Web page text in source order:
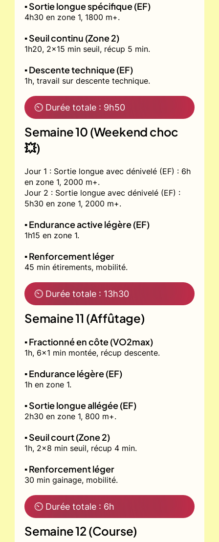
▪️ Sortie longue spécifique (EF)
4h30 en zone 1, 1800 m+.
▪️ Seuil continu (Zone 2)
1h20, 2x15 min seuil, récup 5 min.
▪️ Descente technique (EF)
1h, travail sur descente technique.
⏲ Durée totale : 9h50
Semaine 10 (Weekend choc
💥)
Jour 1 : Sortie longue avec dénivelé (EF) : 6h
en zone 1, 2000 m+.
Jour 2 : Sortie longue avec dénivelé (EF) :
5h30 en zone 1, 2000 m+.
▪️ Endurance active légère (EF)
1h15 en zone 1.
▪️ Renforcement léger
45 min étirements, mobilité.
⏲ Durée totale : 13h30
Semaine 11 (Affûtage)
▪️ Fractionné en côte (VO2max)
1h, 6x1 min montée, récup descente.
▪️ Endurance légère (EF)
1h en zone 1.
▪️ Sortie longue allégée (EF)
2h30 en zone 1, 800 m+.
▪️ Seuil court (Zone 2)
1h, 2x8 min seuil, récup 4 min.
▪️ Renforcement léger
30 min gainage, mobilité.
⏲ Durée totale : 6h
Semaine 12 (Course)